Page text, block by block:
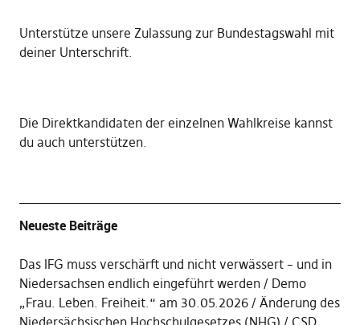
Unterstütze unsere Zulassung zur Bundestagswahl mit
deiner Unterschrift.
Die Direktkandidaten der einzelnen Wahlkreise kannst
du auch unterstützen.
Neueste Beiträge
Das IFG muss verschärft und nicht verwässert – und in
Niedersachsen endlich eingeführt werden
Demo
„Frau. Leben. Freiheit.“ am 30.05.2026
Änderung des
Niedersächsischen Hochschulgesetzes (NHG)
CSD